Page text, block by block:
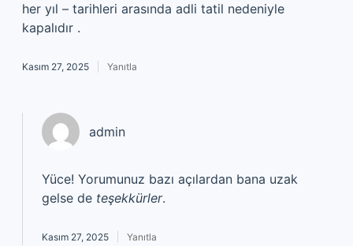
her yıl – tarihleri arasında adli tatil nedeniyle
kapalıdır .
Kasım 27, 2025 Yanıtla
admin
Yüce! Yorumunuz bazı açılardan bana uzak
gelse de teşekkürler.
Kasım 27, 2025 Yanıtla